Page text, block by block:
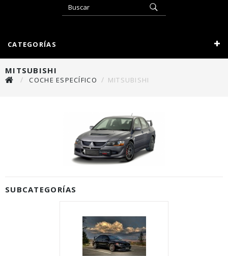
CATEGORÍAS
MITSUBISHI
COCHE ESPECÍFICO MITSUBISHI
SUBCATEGORÍAS